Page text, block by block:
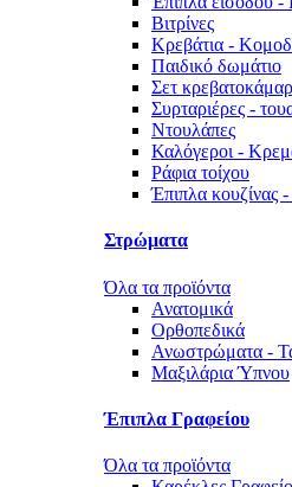
Βιτρίνες
Κρεβάτια -
Παιδικό δωμάτιο
Σετ
Συρταριέρες -
Ντουλάπες
Καλόγεροι -
Ράφια τοίχου
Έπιπλα κουζίνας
Στρώματα
Όλα τα προϊόντα
Ανατομικά
Ορθοπεδικά
Ανωστρώματα -
Μαξιλάρια Ύπνου
Έπιπλα Γραφείου
Όλα τα προϊόντα